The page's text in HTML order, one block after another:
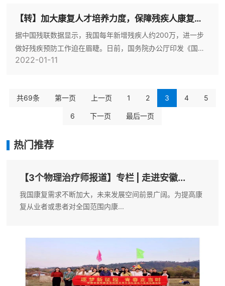
是安徽省爱国拥军促进会副会长单位。2021年中秋佳节，“七一
勋章”获得者、原安徽省政协副主席李宏塔再次来到安徽省荣军
康
【转】加大康复人才培养力度，保障残疾人康复医疗服务。国务院新政再次强调康复发展迫切性
据中国残联数据显示，我国每年新增残疾人约200万，进一步
做好残疾预防工作迫在眉睫。日前，国务院办公厅印发《国家
残疾预防行动计划(2021－2025年)》（以下简称《行动计
发展等作出部署。“康复服务促进行动”纳入残疾预防计划“五大
行动”之一，多部委联合行动，未来5年残疾人康复服务及相关
发展将再上台阶。也为为“防残于未然”提供指引。《行动计
2022-01-11
共69条 第一页 上一页 1 2 3 4 5
6 下一页 最后一页
热门推荐
【3个物理治疗师报道】专栏 | 走进安徽...
我国康复需求不断加大，未来发展空间前景广阔。为提高康
复从业者或患者对全国范围内康...